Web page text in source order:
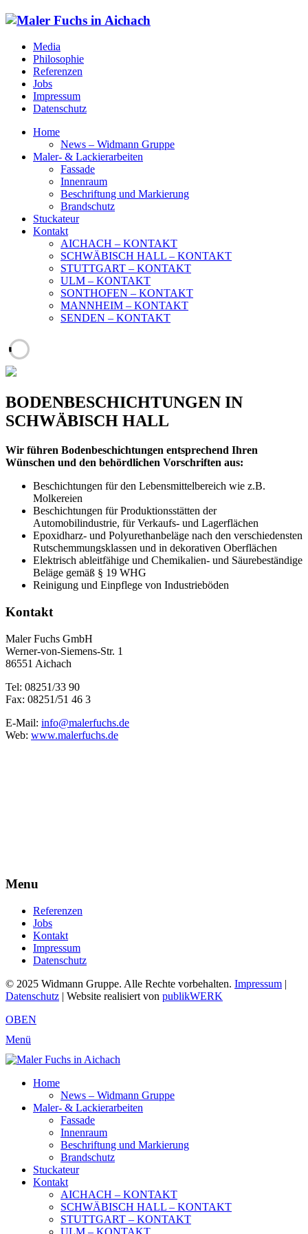
Media
Philosophie
Referenzen
Jobs
Impressum
Datenschutz
Home
News – Widmann Gruppe
Maler- & Lackierarbeiten
Fassade
Innenraum
Beschriftung und Markierung
Brandschutz
Stuckateur
Kontakt
AICHACH – KONTAKT
SCHWÄBISCH HALL – KONTAKT
STUTTGART – KONTAKT
ULM – KONTAKT
SONTHOFEN – KONTAKT
MANNHEIM – KONTAKT
SENDEN – KONTAKT
BODENBESCHICHTUNGEN IN
SCHWÄBISCH HALL
Wir führen Bodenbeschichtungen entsprechend Ihren
Wünschen und den behördlichen Vorschriften aus:
Beschichtungen für den Lebensmittelbereich wie z.B.
Molkereien
Beschichtungen für Produktionsstätten der
Automobilindustrie, für Verkaufs- und Lagerflächen
Epoxidharz- und Polyurethanbeläge nach den verschiedensten
Rutschemmungsklassen und in dekorativen Oberflächen
Elektrisch ableitfähige und Chemikalien- und Säurebeständige
Beläge gemäß § 19 WHG
Reinigung und Einpflege von Industrieböden
Kontakt
Maler Fuchs GmbH
Werner-von-Siemens-Str. 1
86551 Aichach
Tel: 08251/33 90
Fax: 08251/51 46 3
E-Mail: info@malerfuchs.de
Web: www.malerfuchs.de
Menu
Referenzen
Jobs
Kontakt
Impressum
Datenschutz
© 2025 Widmann Gruppe. Alle Rechte vorbehalten. Impressum |
Datenschutz | Website realisiert von publikWERK
OBEN
Menü
Home
News – Widmann Gruppe
Maler- & Lackierarbeiten
Fassade
Innenraum
Beschriftung und Markierung
Brandschutz
Stuckateur
Kontakt
AICHACH – KONTAKT
SCHWÄBISCH HALL – KONTAKT
STUTTGART – KONTAKT